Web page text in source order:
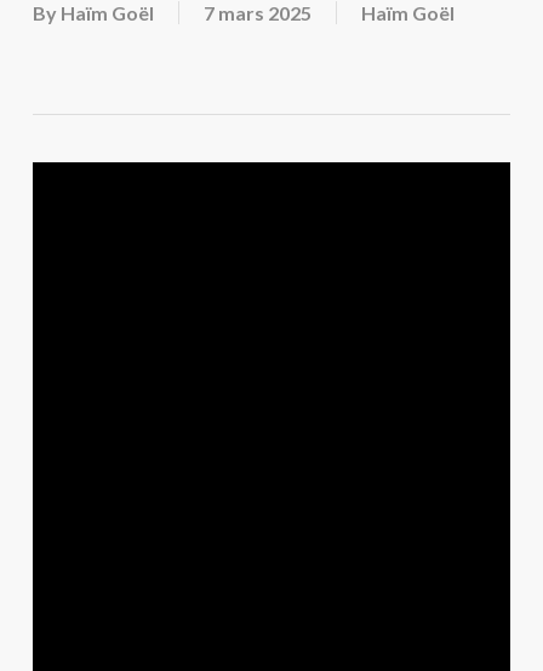
By Haïm Goël 7 mars 2025 Haïm Goël